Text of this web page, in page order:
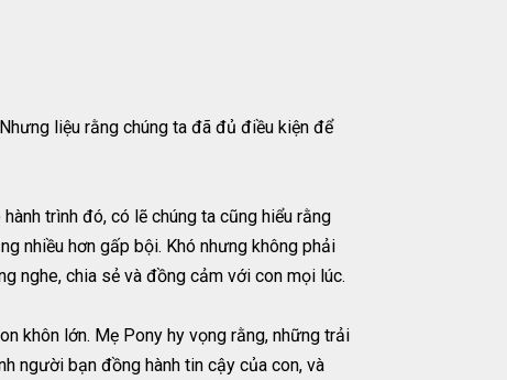
liệu rằng chúng ta đã đủ điều kiện để
trình đó, có lẽ chúng ta cũng hiểu rằng
nhiều hơn gấp bội. Khó nhưng không phải
nghe, chia sẻ và đồng cảm với con mọi lúc.
khôn lớn. Mẹ Pony hy vọng rằng, những trải
người bạn đồng hành tin cậy của con, và